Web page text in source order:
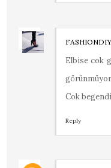
Elbise cok
Cok
Reply